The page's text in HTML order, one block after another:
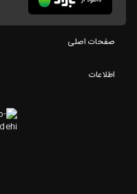
صفحات اصلی
اطلاعات